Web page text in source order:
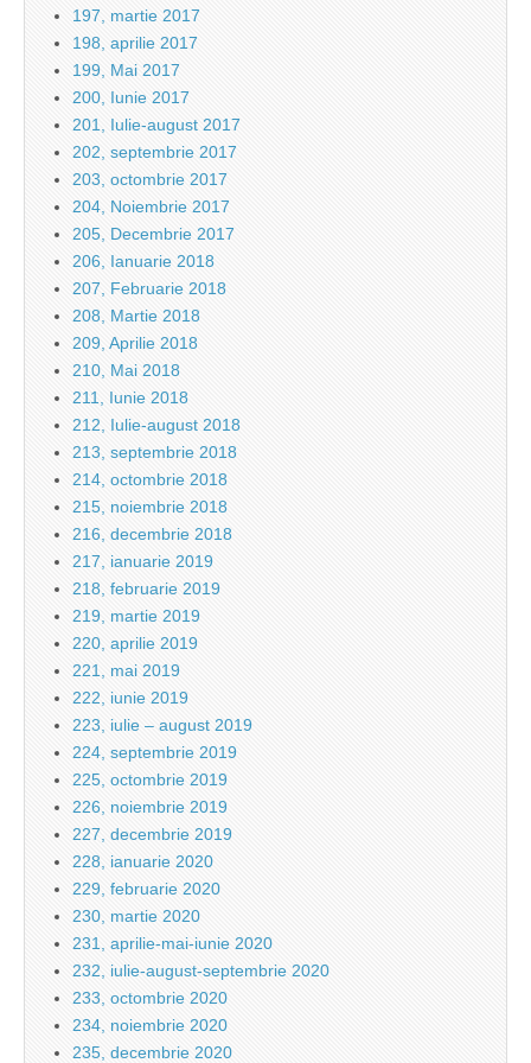
197, martie 2017
198, aprilie 2017
199, Mai 2017
200, Iunie 2017
201, Iulie-august 2017
202, septembrie 2017
203, octombrie 2017
204, Noiembrie 2017
205, Decembrie 2017
206, Ianuarie 2018
207, Februarie 2018
208, Martie 2018
209, Aprilie 2018
210, Mai 2018
211, Iunie 2018
212, Iulie-august 2018
213, septembrie 2018
214, octombrie 2018
215, noiembrie 2018
216, decembrie 2018
217, ianuarie 2019
218, februarie 2019
219, martie 2019
220, aprilie 2019
221, mai 2019
222, iunie 2019
223, iulie – august 2019
224, septembrie 2019
225, octombrie 2019
226, noiembrie 2019
227, decembrie 2019
228, ianuarie 2020
229, februarie 2020
230, martie 2020
231, aprilie-mai-iunie 2020
232, iulie-august-septembrie 2020
233, octombrie 2020
234, noiembrie 2020
235, decembrie 2020